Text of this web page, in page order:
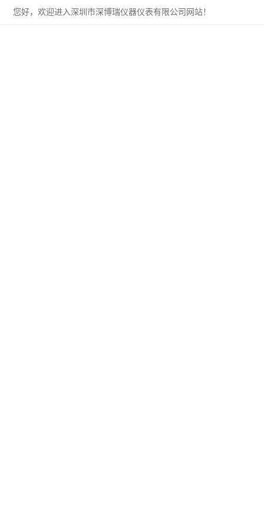
您好，欢迎进入深圳市深博瑞仪器仪表有限公司网站！